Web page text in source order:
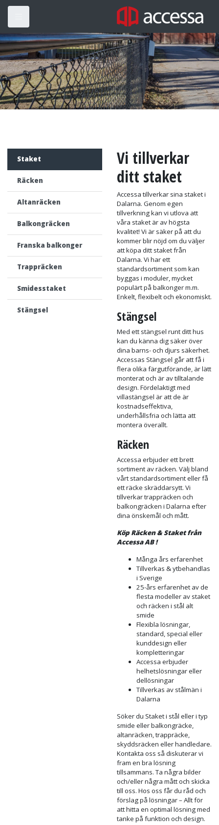
Staket
Vi tillverkar
ditt staket
Accessa tillverkar sina staket i
Dalarna. Genom egen
tillverkning kan vi utlova att
våra staket är av högsta
kvalitet! Vi är säker på att du
kommer blir nöjd om du väljer
att köpa ditt staket från
Dalarna. Vi har ett
standardsortiment som kan
byggas i moduler, mycket
populärt på balkonger m.m.
Stängsel
Med ett stängsel runt ditt hus
kan du känna dig säker över
dina barns- och djurs säkerhet.
Accessas Stängsel går att få i
flera olika färgutförande, är lätt
monterat och är av tilltalande
villastängsel är att de är
kostnadseffektiva,
underhållsfria och lätta att
montera överallt.
Räcken
Accessa erbjuder ett brett
sortiment av räcken. Välj bland
vårt standardsortiment eller få
ett räcke skräddarsytt. Vi
tillverkar trappräcken och
balkongräcken i Dalarna efter
dina önskemål och mått.
Köp Räcken & Staket från
Accessa AB !
Många års erfarenhet
i Sverige
25-års erfarenhet av de
flesta modeller av staket
och räcken i stål alt
smide
Flexibla lösningar,
standard, special eller
kunddesign eller
kompletteringar
Accessa erbjuder
helhetslösningar eller
dellösningar